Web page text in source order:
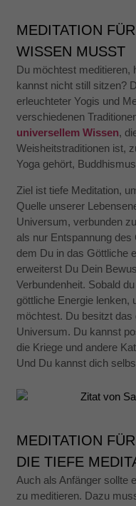
MEDITATION
WISSEN MUSST
Du möchtest meditieren,
kannst nicht still sitzen?
erleuchteter Yogis und
verschiedenen
universellem Wissen,
Weisheitstraditionen ist,
Yoga gehört,
Ziel ist tiefe Meditation,
Quelle unserer
Universum, verbunden
als nur Entspannung
dem Du in das Göttliche
erweiterst Du Dein
Verbundenheit. Sobald
göttliche Energie lenken,
möchtest. Du besitzt das
Universum. Du kannst
die Kriege und andere
Und Du kannst dich
MEDITATION
DIE TIEFE
Auch als Anfänger sollte
zu meditieren. Dazu